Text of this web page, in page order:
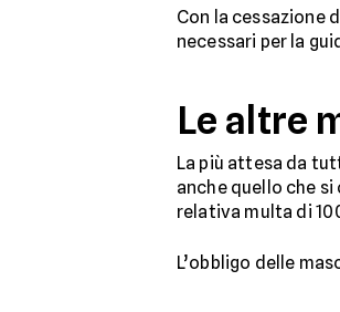
Con la cessazione
necessari per la
Le altre
La più attesa da
anche quello che
relativa multa di
L’obbligo delle